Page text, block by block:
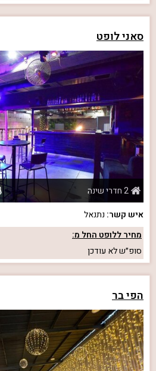
סאני לופט
2 חדרי שינה
איש קשר: נתנאל
מחיר ללופט החל מ:
סופ״שלא עודכן
הפי בר